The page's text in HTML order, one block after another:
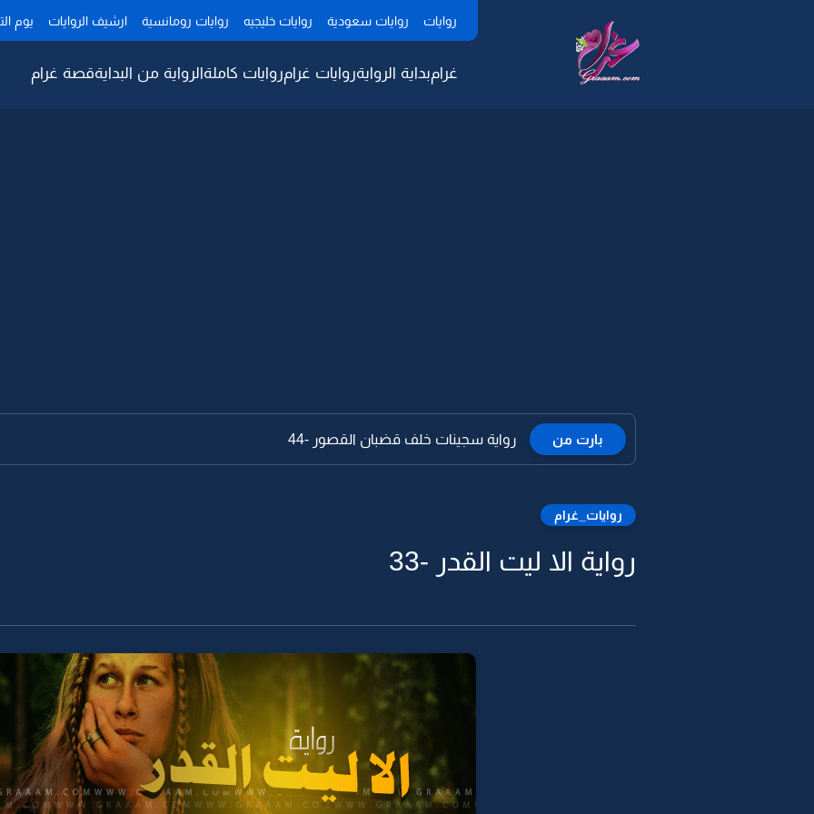
روايات روايات سعودية روايات خليجيه روايات رومانسية ارشيف الروايات يوم
غرامبداية الروايةروايات غرامروايات كاملةالرواية من البدايةقصة غرام
بارت من رواية سجينات خلف قضبان القصور -44
روايات_غرام
رواية الا ليت القدر -33